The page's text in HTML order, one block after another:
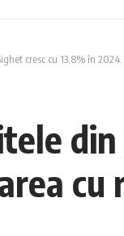
cresc cu 13,8% în